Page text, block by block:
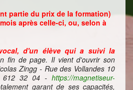
partie du prix de la formation)
après celle-ci, ou, selon à
d'un élève qui a suivi la
fin de page. Il vient d'ouvrir son
Zingg - Rue des Vollandes 10
612 32 04 - https://magnetiseur-
garant de ses capacités,